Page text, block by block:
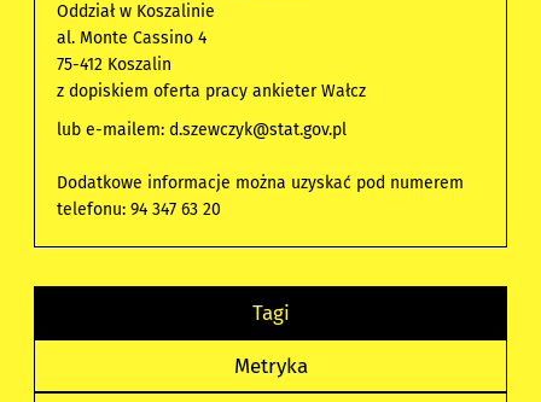
Oddział w Koszalinie
al. Monte Cassino 4
75-412 Koszalin
z dopiskiem oferta pracy ankieter Wałcz
lub e-mailem: d.szewczyk@stat.gov.pl
Dodatkowe informacje można uzyskać pod numerem
telefonu: 94 347 63 20
Tagi
Metryka